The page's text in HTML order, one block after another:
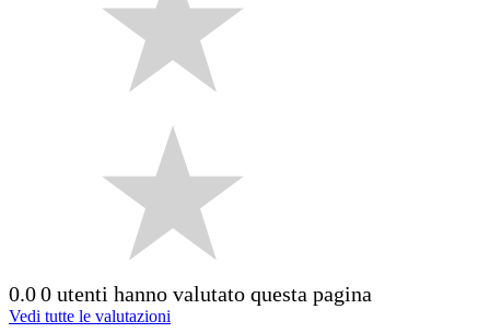
0.00 utenti hanno valutato questa pagina
Vedi tutte le valutazioni